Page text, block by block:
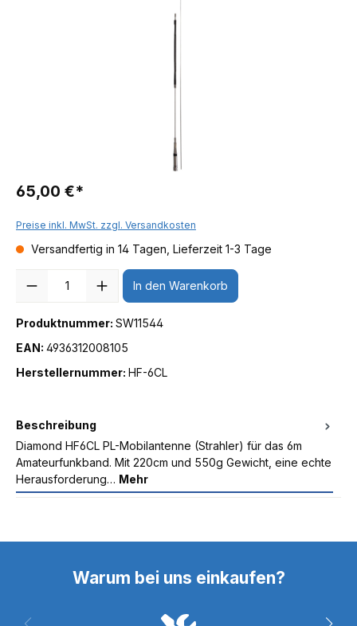
65,00 €*
Preise inkl. MwSt. zzgl. Versandkosten
Versandfertig in 14 Tagen, Lieferzeit 1-3 Tage
In den Warenkorb
Produktnummer: SW11544
EAN: 4936312008105
Herstellernummer: HF-6CL
Beschreibung
Diamond HF6CL PL-Mobilantenne (Strahler) für das 6m
Amateurfunkband. Mit 220cm und 550g Gewicht, eine echte
Herausforderung… Mehr
Warum bei uns einkaufen?